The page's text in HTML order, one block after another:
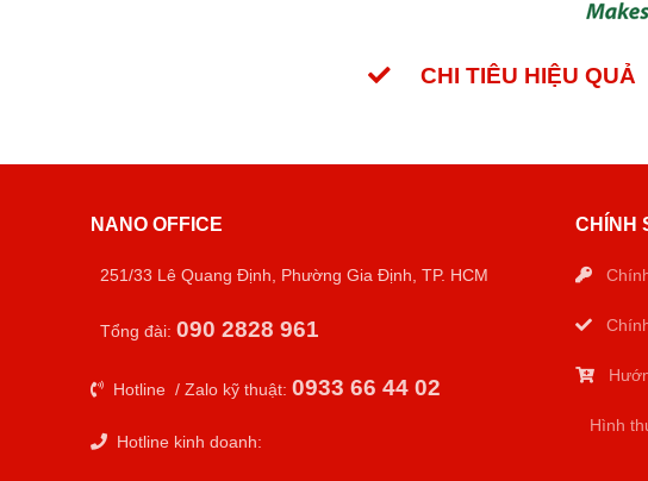
CHI TIÊU HIỆU
NANO OFFICE
251/33 Lê Quang Định, Phường Gia Định, TP. HCM
Tổng đài: 090 2828 961
Hotline / Zalo kỹ thuật: 0933 66 44 02
Hotline kinh doanh:
CHÍNH
Hình